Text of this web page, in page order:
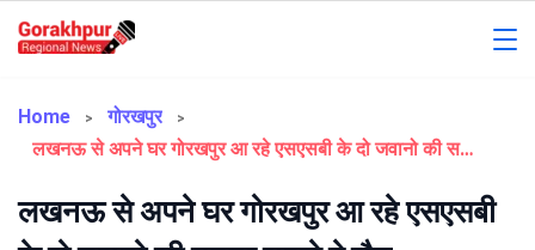
Regional
Home
गोरखपुर
लखनऊ से अपने घर गोरखपुर आ रहे एसएसबी के दो जवानो की सङक हादसे मे मौत
लखनऊ से अपने घर गोरखपुर आ रहे एसएसबी